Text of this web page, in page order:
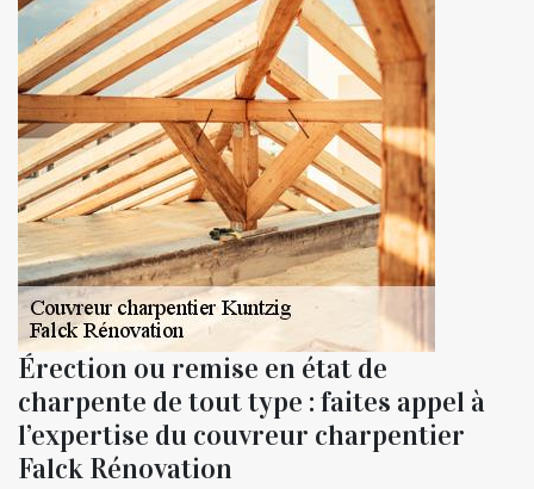
Érection ou remise en état de
charpente de tout type : faites appel à
l’expertise du couvreur charpentier
Falck Rénovation